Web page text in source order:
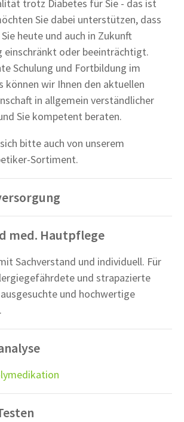
trotz Diabetes für Sie - das ist
Sie dabei unterstützen, dass
heute und auch in Zukunft
einschränkt oder beeinträchtigt.
Schulung und Fortbildung im
können wir Ihnen den aktuellen
in allgemein verständlicher
Sie kompetent beraten.
bitte auch von unserem
Sortiment.
med. Hautpflege
Sachverstand und individuell. Für
und strapazierte
und hochwertige